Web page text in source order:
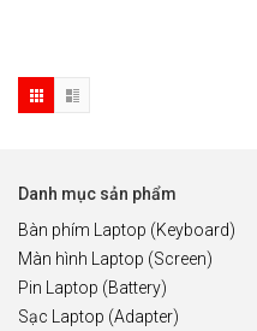
Danh mục sản phẩm
Bàn phím Laptop (Keyboard)
Màn hình Laptop (Screen)
Pin Laptop (Battery)
Sạc Laptop (Adapter)